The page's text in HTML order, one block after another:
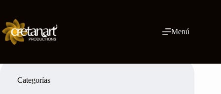
contenido
Menú
Categorías